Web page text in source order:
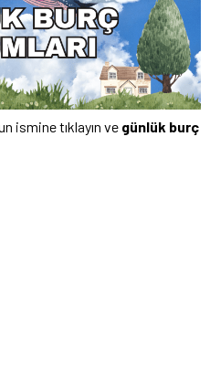
ismine tıklayın ve günlük burç